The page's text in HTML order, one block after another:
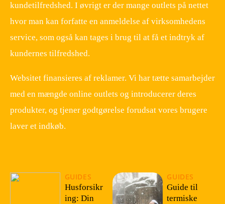
kundetilfredshed. I øvrigt er der mange outlets på nettet
hvor man kan forfatte en anmeldelse af virksomhedens
service, som også kan tages i brug til at få et indtryk af
kundernes tilfredshed.
Websitet finansieres af reklamer. Vi har tætte samarbejder
med en mængde online outlets og introducerer deres
produkter, og tjener godtgørelse forudsat vores brugere
laver et indkøb.
GUIDES
Husforsikr
ing: Din
GUIDES
Guide til
termiske